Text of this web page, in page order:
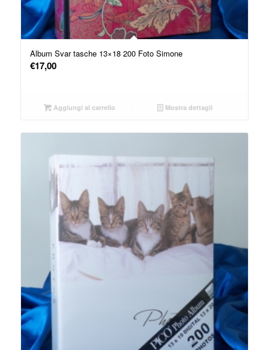
Album Svar tasche 13×18 200 Foto Simone
€17,00
Aggiungi al carrello Mostra dettagli